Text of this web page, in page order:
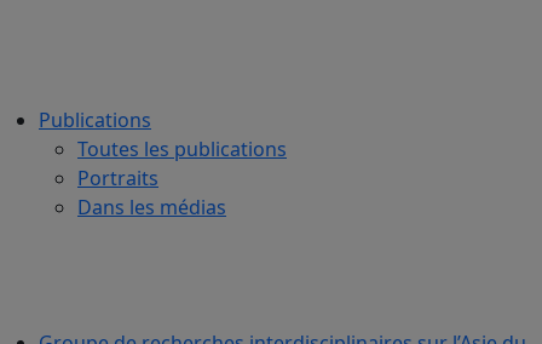
Publications
Toutes les publications
Portraits
Dans les médias